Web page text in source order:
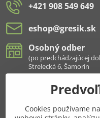
+421 908 549 649
eshop​@gresik​.sk
Osobný odber
(po predchádzajúcej
Strelecká 6, Šamorín
Všetko k nákupu
Pridajte sa k
Cookies používame